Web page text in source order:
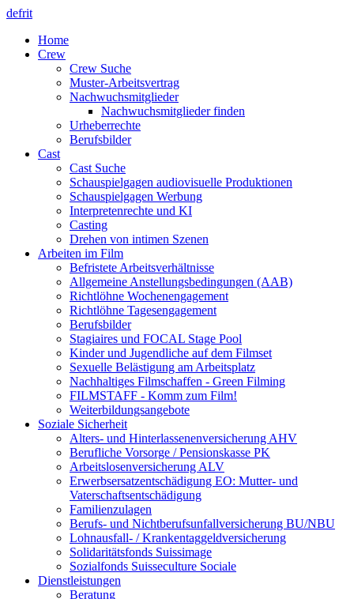
defrit
Home
Crew
Crew Suche
Muster-Arbeitsvertrag
Nachwuchsmitglieder
Nachwuchsmitglieder finden
Urheberrechte
Berufsbilder
Cast
Cast Suche
Schauspielgagen audiovisuelle Produktionen
Schauspielgagen Werbung
Interpretenrechte und KI
Casting
Drehen von intimen Szenen
Arbeiten im Film
Befristete Arbeitsverhältnisse
Allgemeine Anstellungsbedingungen (AAB)
Richtlöhne Wochenengagement
Richtlöhne Tagesengagement
Berufsbilder
Stagiaires und FOCAL Stage Pool
Kinder und Jugendliche auf dem Filmset
Sexuelle Belästigung am Arbeitsplatz
Nachhaltiges Filmschaffen - Green Filming
FILMSTAFF - Komm zum Film!
Weiterbildungsangebote
Soziale Sicherheit
Alters- und Hinterlassenenversicherung AHV
Berufliche Vorsorge / Pensionskasse PK
Arbeitslosenversicherung ALV
Erwerbsersatzentschädigung EO: Mutter- und
Vaterschaftsentschädigung
Familienzulagen
Berufs- und Nichtberufsunfallversicherung BU/NBU
Lohnausfall- / Krankentaggeldversicherung
Solidaritätsfonds Suissimage
Sozialfonds Suisseculture Sociale
Dienstleistungen
Beratung